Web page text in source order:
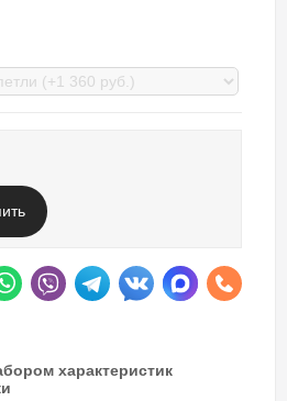
характеристик